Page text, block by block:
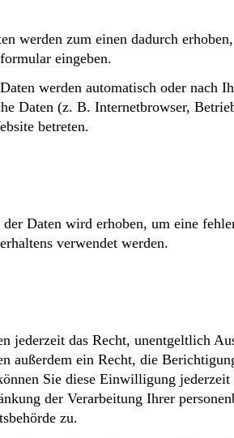
werden zum einen dadurch
eingeben.
werden automatisch oder nach
Daten (z. B. Internetbrowser,
betreten.
Daten wird erhoben, um eine
verwendet werden.
jederzeit das Recht, unentgeltlich
außerdem ein Recht, die
Sie diese Einwilligung
der Verarbeitung Ihrer
zu.